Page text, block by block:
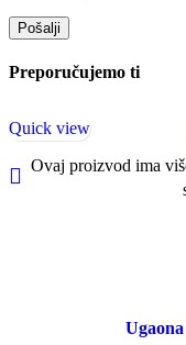
Preporučujemo ti
Quick view
Ovaj proizvod ima